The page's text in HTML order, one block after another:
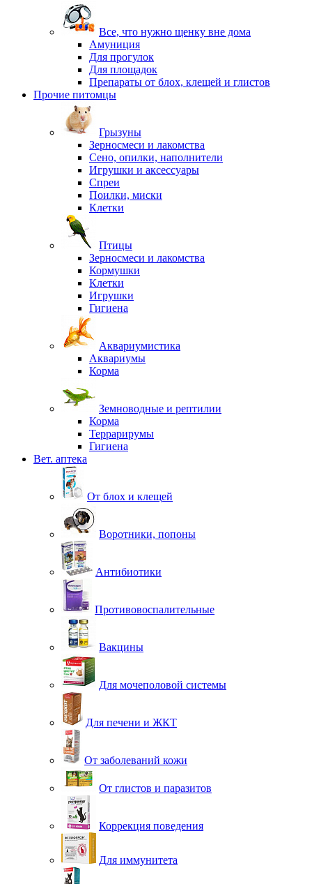
Все, что нужно щенку вне дома
Амуниция
Для прогулок
Для площадок
Препараты от блох, клещей и глистов
Прочие питомцы
Грызуны
Зерносмеси и лакомства
Сено, опилки, наполнители
Игрушки и аксессуары
Спреи
Поилки, миски
Клетки
Птицы
Зерносмеси и лакомства
Кормушки
Клетки
Игрушки
Гигиена
Аквариумистика
Аквариумы
Корма
Земноводные и рептилии
Корма
Террарирумы
Гигиена
Вет. аптека
От блох и клещей
Воротники, попоны
Антибиотики
Противовоспалительные
Вакцины
Для мочеполовой системы
Для печени и ЖКТ
От заболеваний кожи
От глистов и паразитов
Коррекция поведения
Для иммунитета